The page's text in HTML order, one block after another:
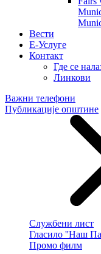
Вести
E-Услуге
Контакт
Где се
Линкови
Важни телефони
Публикације општине
Службени лист
Гласило ''Наш
Промо филм